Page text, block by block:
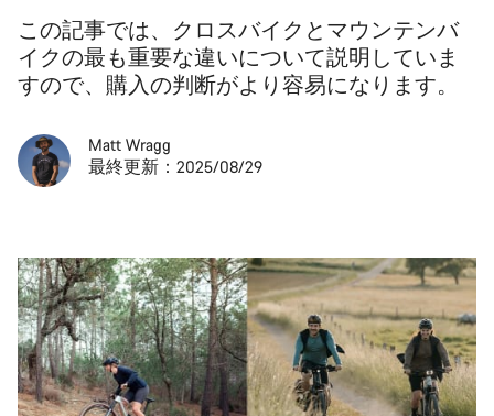
この記事では、クロスバイクとマウンテンバ
イクの最も重要な違いについて説明していま
すので、購入の判断がより容易になります。
Matt Wragg
最終更新：2025/08/29